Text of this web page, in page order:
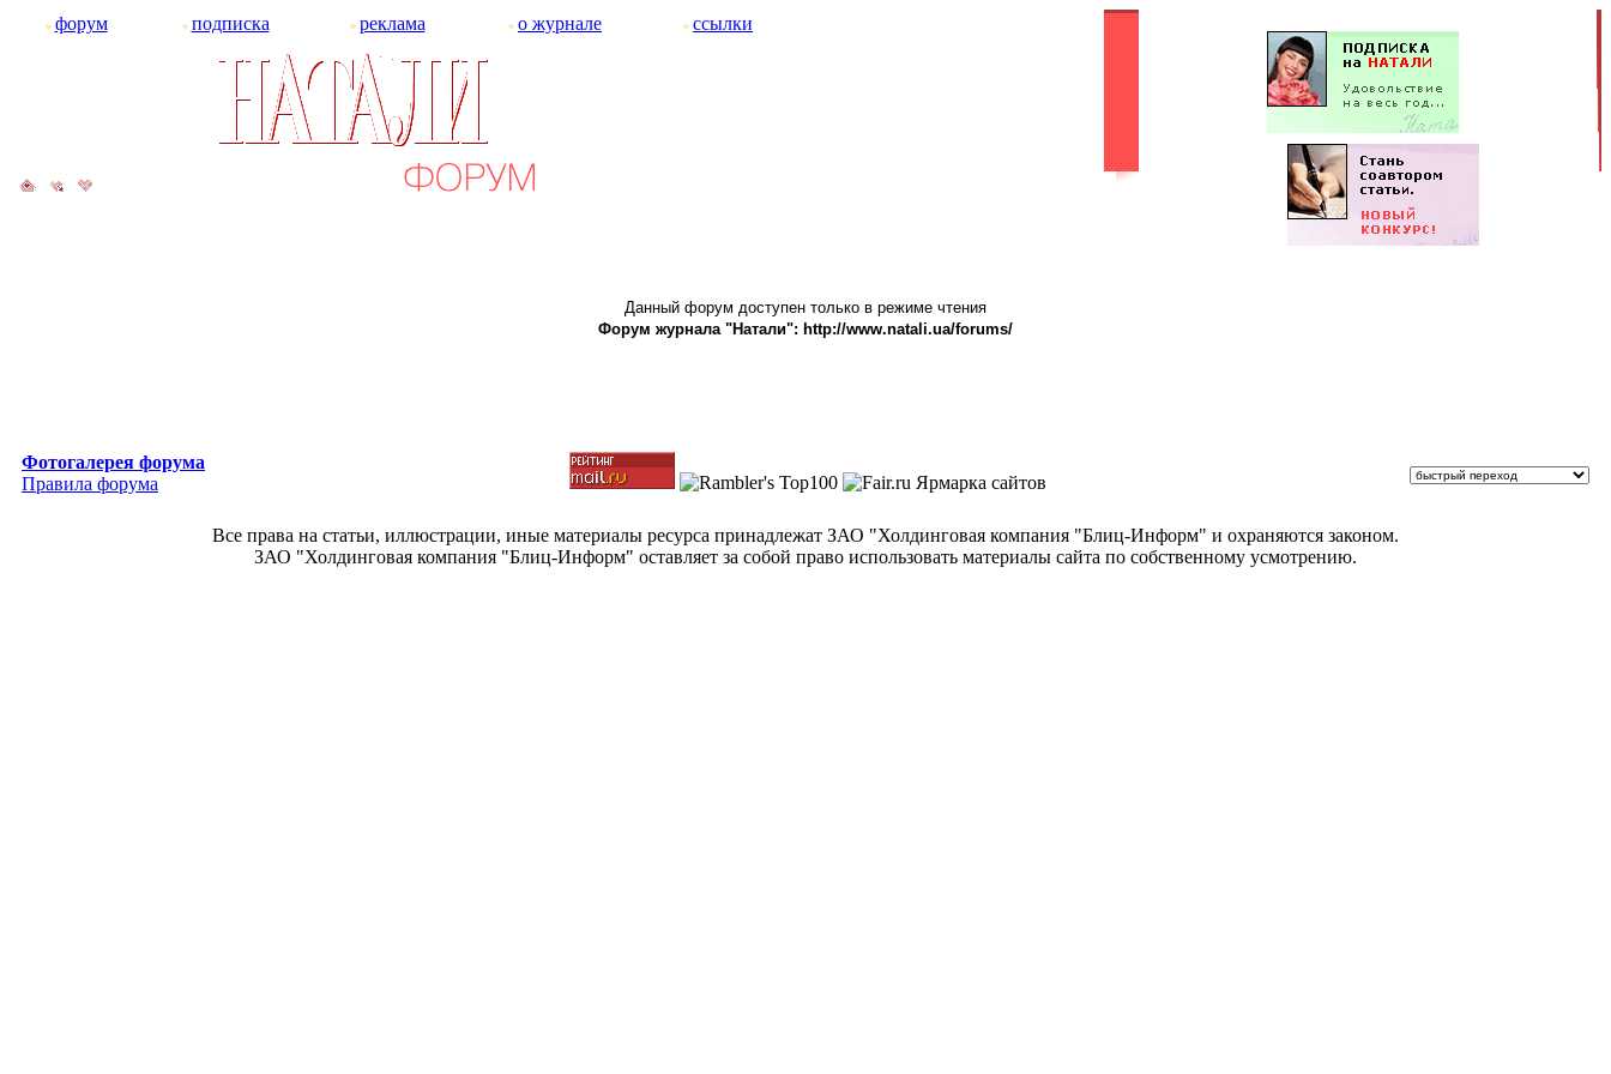
форум подписка реклама о журнале ссылки
Данный форум доступен только в режиме чтения
Форум журнала "Натали": http://www.natali.ua/forums/
Фотогалерея форума
Правила форума
Все права на статьи, иллюстрации, иные материалы ресурса принадлежат ЗАО "Холдинговая компания "Блиц-Информ" и охраняются законом.
ЗАО "Холдинговая компания "Блиц-Информ" оставляет за собой право использовать материалы сайта по собственному усмотрению.